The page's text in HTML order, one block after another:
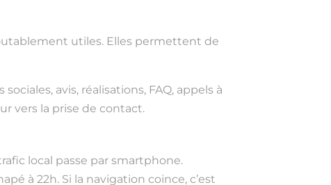
utiles. Elles permettent de
avis, réalisations, FAQ, appels à
vers la prise de contact.
local passe par smartphone.
à 22h. Si la navigation coince, c’est